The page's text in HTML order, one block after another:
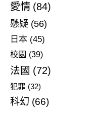
愛情 (84)
懸疑 (56)
日本 (45)
校園 (39)
法國 (72)
犯罪 (32)
科幻 (66)